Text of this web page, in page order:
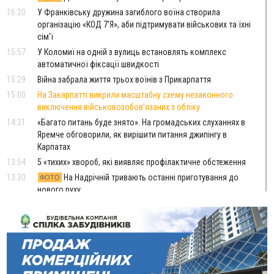
16:20
У Франківську дружина загиблого воїна створила
організацію «КОД 7'Я», аби підтримувати військових та їхні
сім'ї
15:57
У Коломиї на одній з вулиць встановлять комплекс
автоматичної фіксації швидкості
15:29
Війна забрала життя трьох воїнів з Прикарпаття
15:00
На Закарпатті викрили масштабну схему незаконного
виключення військовозобов’язаних з обліку
14:31
«Багато питань буде знято». На громадських слуханнях в
Яремче обговорили, як вирішити питання джипінгу в
Карпатах
13:54
5 «тихих» хвороб, які виявляє профілактичне обстеження
13:30
ФОТО
На Надрічній тривають останні приготування до
нового руху
У Франківську зафіксували найбільшу спеку за всю історію
спостережень
12:24
Лікування наркоманії Київ: чому важливо розпочати
терапію якомога раніше
12:00
Франківця, який у Косові викрав за магазину понад 640